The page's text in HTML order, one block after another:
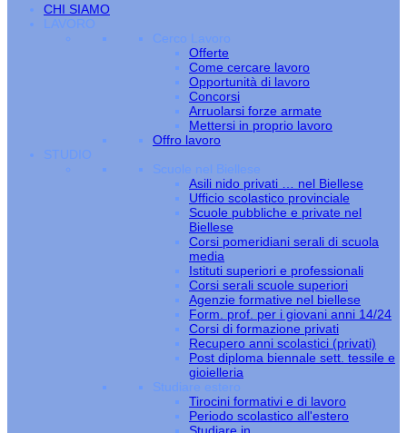
CHI SIAMO
LAVORO
Cerco Lavoro
Offerte
Come cercare lavoro
Opportunità di lavoro
Concorsi
Arruolarsi forze armate
Mettersi in proprio lavoro
Offro lavoro
STUDIO
Scuole nel Biellese
Asili nido privati … nel Biellese
Ufficio scolastico provinciale
Scuole pubbliche e private nel
Biellese
Corsi pomeridiani serali di scuola
media
Istituti superiori e professionali
Corsi serali scuole superiori
Agenzie formative nel biellese
Form. prof. per i giovani anni 14/24
Corsi di formazione privati
Recupero anni scolastici (privati)
Post diploma biennale sett. tessile e
gioielleria
Studiare estero
Tirocini formativi e di lavoro
Periodo scolastico all'estero
Studiare in...